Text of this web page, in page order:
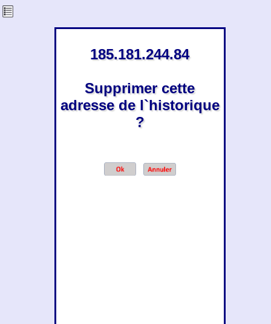
185.181.244.84
Supprimer cette
adresse de l`historique
?